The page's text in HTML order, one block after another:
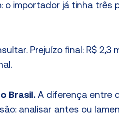
o importador já tinha três
Prejuízo final: R$ 2,3
Brasil. A diferença entre
analisar antes ou